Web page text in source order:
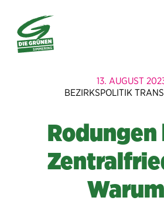
13. AUGUST
BEZIRKSPOLITIK
Rodungen